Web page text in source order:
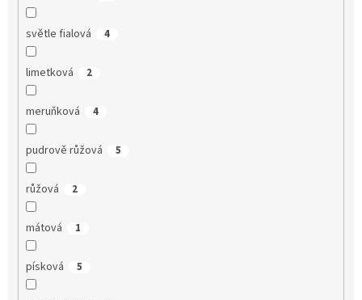
světle fialová 4
limetková 2
meruňková 4
pudrově růžová 5
růžová 2
mátová 1
písková 5